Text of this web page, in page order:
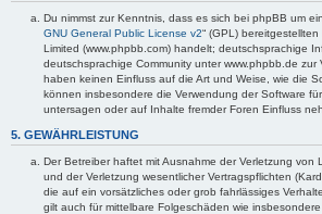
Du nimmst zur Kenntnis, dass es sich bei phpBB um
GNU General Public License v2“ (GPL)
Limited (www.phpbb.com) handelt; deutschsprachige
deutschsprachige Community unter www.phpbb.de zur
haben keinen Einfluss auf die Art und Weise, wie die
können insbesondere die Verwendung der Software
untersagen oder auf Inhalte fremder Foren Einfluss
5. GEWÄHRLEISTUNG
Der Betreiber haftet mit Ausnahme der Verletzung
und der Verletzung wesentlicher Vertragspflichten
die auf ein vorsätzliches oder grob fahrlässiges
gilt auch für mittelbare Folgeschäden wie